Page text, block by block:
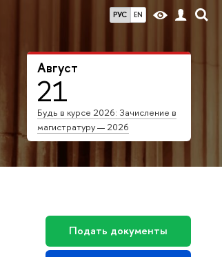
РУС EN
Август
21
Будь в курсе 2026: Зачисление в
магистратуру — 2026
Подать документы